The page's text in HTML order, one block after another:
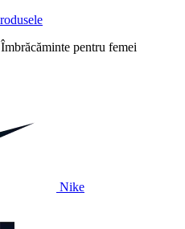
Îmbrăcăminte pentru femei
Nike